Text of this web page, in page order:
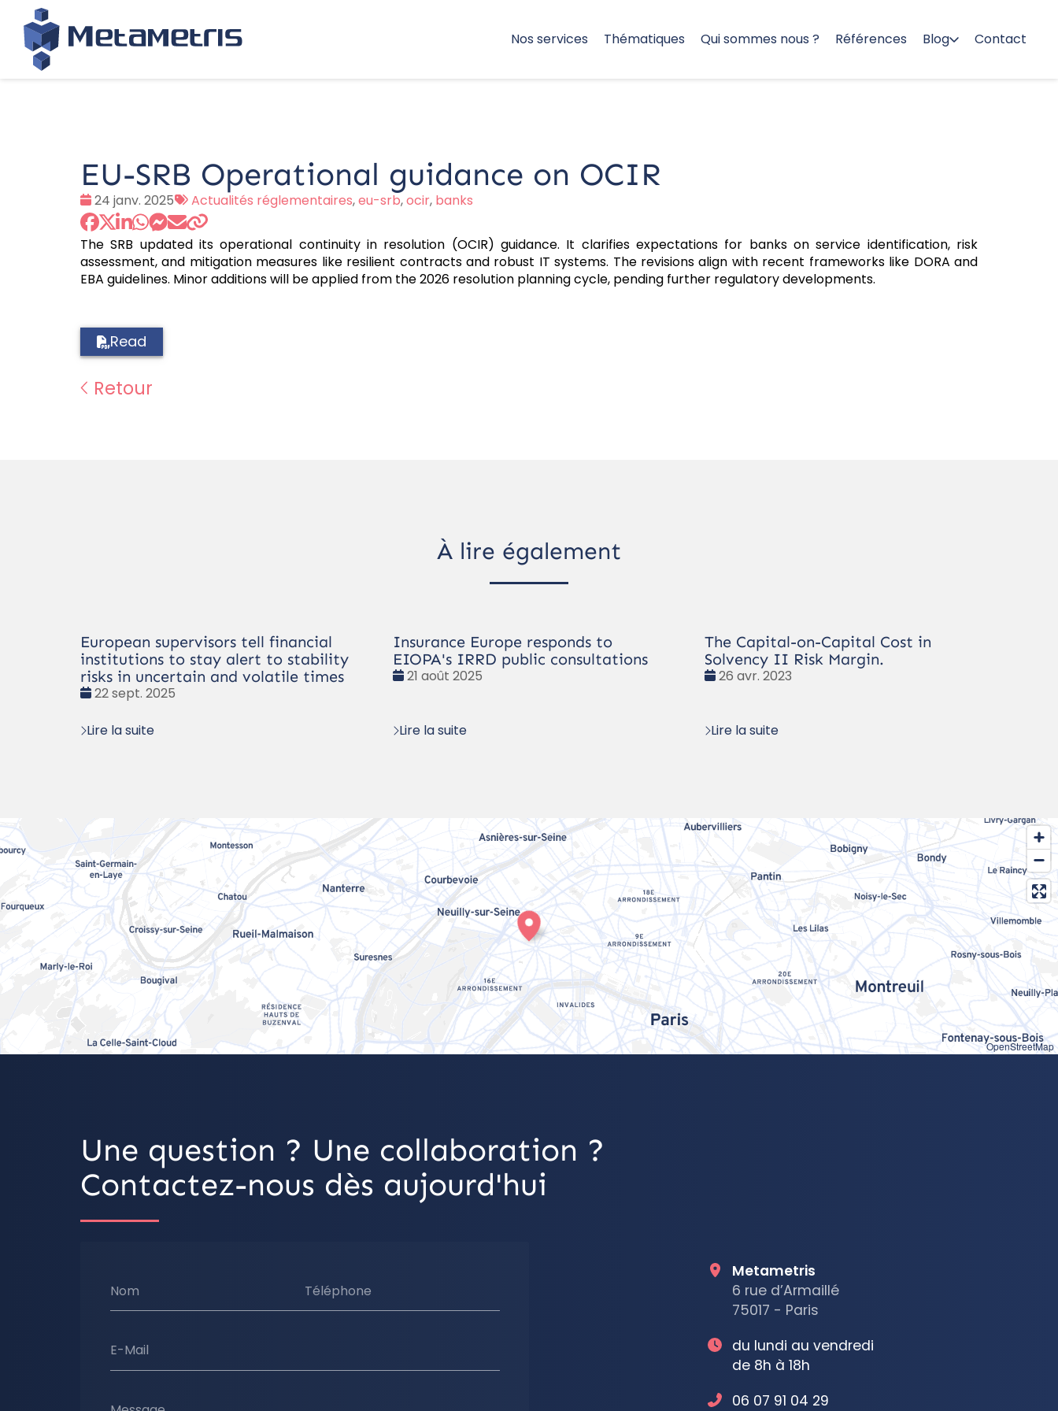
Nos services Thématiques Qui sommes nous ? Références Blog Contact
EU-SRB Operational guidance on OCIR
Date
:
24 janv. 2025
Tags
:
Actualités réglementaires,eu-srb,ocir, banks
The SRB updated its operational continuity in resolution (OCIR) guidance. It clarifies expectations for banks on service identification, risk
assessment, and mitigation measures like resilient contracts and robust IT systems. The revisions align with recent frameworks like DORA and
EBA guidelines. Minor additions will be applied from the 2026 resolution planning cycle, pending further regulatory developments.
Read
Retour
À lire également
European supervisors tell financial
institutions to stay alert to stability
risks in uncertain and volatile times
Date
22 sept. 2025
Lire la suite
Insurance Europe responds to
EIOPA's IRRD public consultations
Date
21 août 2025
Lire la suite
The Capital-on-Capital Cost in
Solvency II Risk Margin.
Date
26 avr. 2023
Lire la suite
OpenStreetMap
Une question ? Une collaboration ?
Contactez-nous dès aujourd'hui
Nom Téléphone
E-Mail
Metametris
6 rue d’Armaillé
75017 - Paris
du lundi au vendredi
de 8h à 18h
06 07 91 04 29